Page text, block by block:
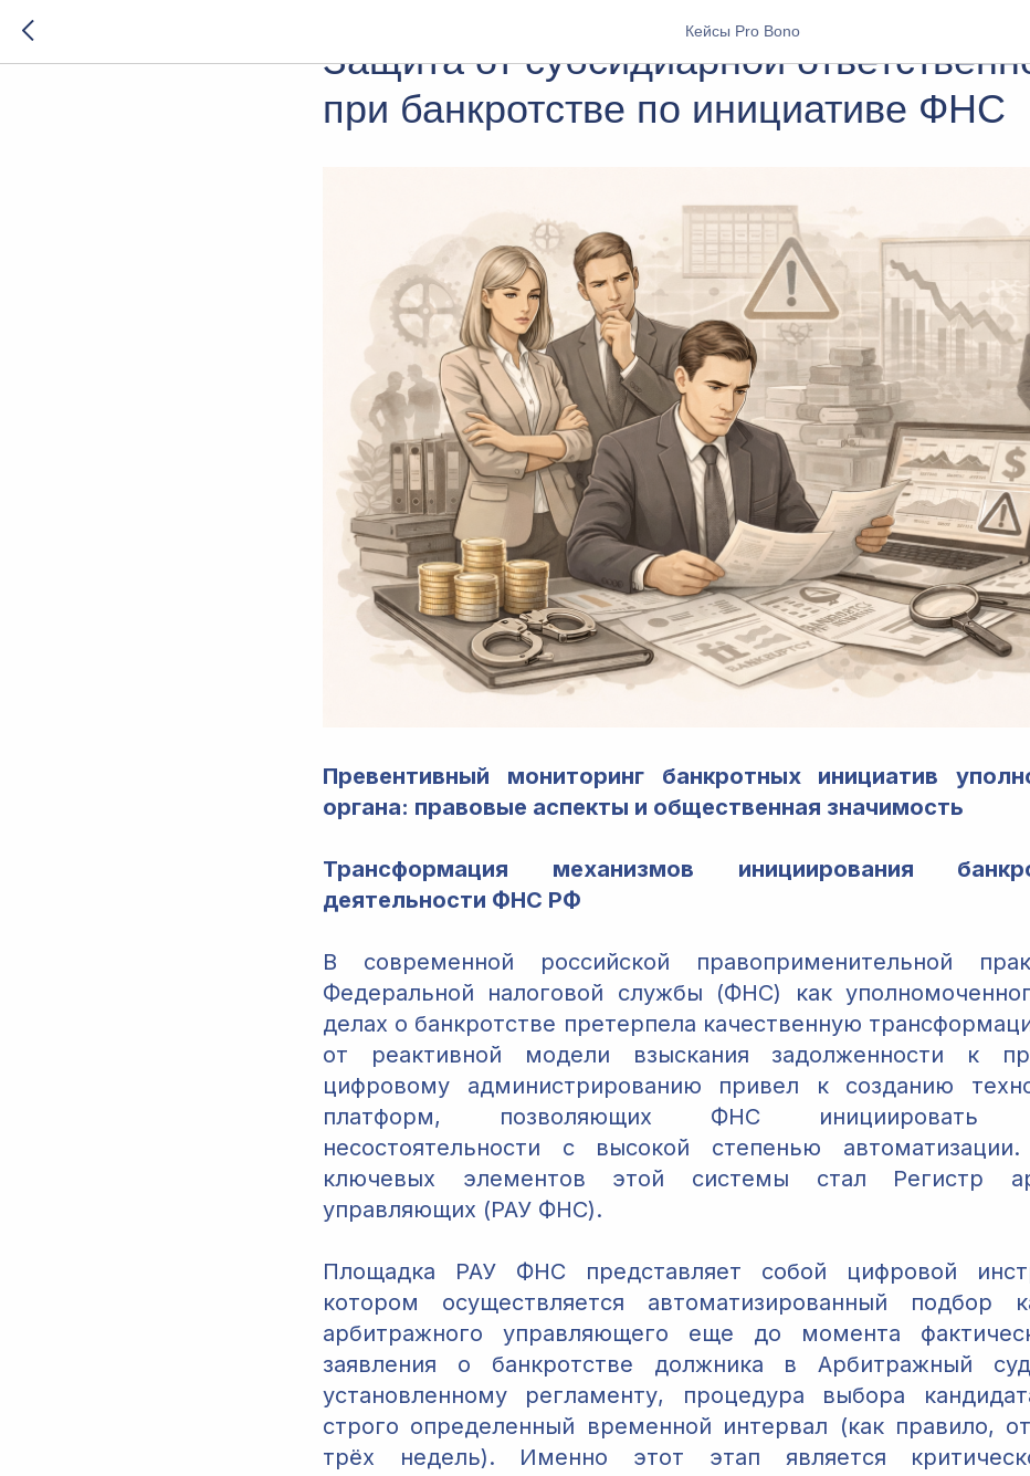
Кейсы Pro Bono
Защита от субсидиарной
при банкротстве по инициативе ФНС
Превентивный мониторинг банкротных инициатив
органа: правовые аспекты и общественная значимость
Трансформация механизмов инициирования
деятельности ФНС РФ
В современной российской правоприменительной
Федеральной налоговой службы (ФНС) как
делах о банкротстве претерпела качественную
от реактивной модели взыскания задолженности к
цифровому администрированию привел к созданию
платформ, позволяющих ФНС инициировать
несостоятельности с высокой степенью
ключевых элементов этой системы стал Регистр
управляющих (РАУ ФНС).
Площадка РАУ ФНС представляет собой цифровой
котором осуществляется автоматизированный подбор
арбитражного управляющего еще до момента
заявления о банкротстве должника в Арбитражный
установленному регламенту, процедура выбора
строго определенный временной интервал (как правило,
трёх недель). Именно этот этап является